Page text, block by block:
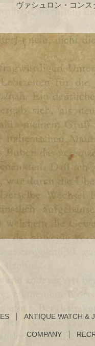
ヴァシュロン・コンス
ANTIQUE WATCH &
COMPANY